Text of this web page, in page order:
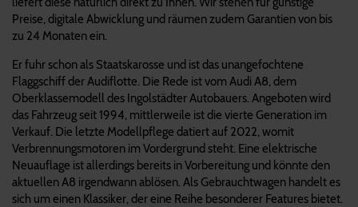
Preise, digitale Abwicklung und räumen zudem Garantien von bis
zu 24 Monaten ein.
Er fuhr schon als Staatskarosse und ist das unangefochtene
Flaggschiff der Audiflotte. Die Rede ist vom Audi A8, dem
Oberklassemodell des Ingolstädter Autobauers. Angeboten wird
das Fahrzeug seit 1994, mittlerweile ist die vierte Generation im
Verkauf. Die letzte Modellpflege datiert auf 2022, womit
Verbrennungsmotoren im Vordergrund steht. Eine elektrische
Neuauflage ist allerdings bereits in Vorbereitung und könnte den
aktuellen A8 irgendwann ablösen. Als Gebrauchtwagen handelt es
sich um einen Klassiker, der eine Reihe besonderer Features bietet.